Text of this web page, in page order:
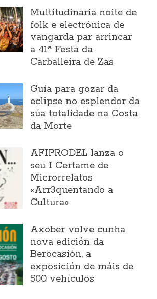
Multitudinaria noite de
folk e electrónica de
vangarda par arrincar
a 41ª Festa da
Carballeira de Zas
Guía para gozar da
eclipse no esplendor da
súa totalidade na Costa
da Morte
AFIPRODEL lanza o
seu I Certame de
Microrrelatos
«Arr3quentando a
Cultura»
Axober volve cunha
nova edición da
Berocasión, a
exposición de máis de
500 vehículos